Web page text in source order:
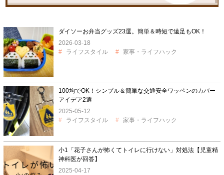
ダイソーお弁当グッズ23選。簡単＆時短で遠足もOK！
2026-03-18
ライフスタイル
家事・ライフハック
100均でOK！シンプル＆簡単な交通安全ワッペンのカバー
アイデア2選
2025-05-12
ライフスタイル
家事・ライフハック
小1「花子さんが怖くてトイレに行けない」対処法【児童精
神科医が回答】
2025-04-17